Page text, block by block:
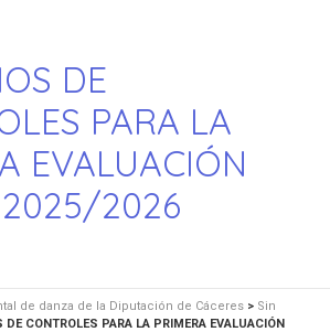
DE
PARA LA
EVALUACIÓN
2025/2026
de danza de la Diputación de Cáceres> Sin
DE CONTROLES PARA LA PRIMERA EVALUACIÓN